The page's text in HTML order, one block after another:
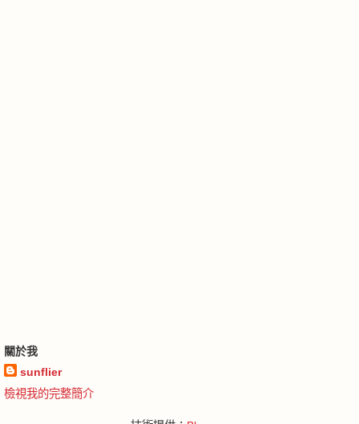
關於我
sunflier
檢視我的完整簡介